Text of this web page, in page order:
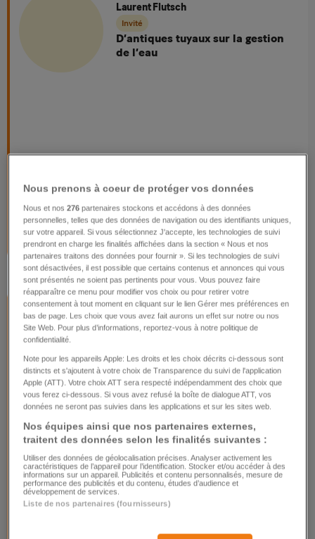
Laurent Flutsch
Invité
D’antiques tuyaux sur la gestion
de l’eau
2 59 5
Paul-Henri Arni
Ceuta, robinet à migrants
Nous prenons à coeur de protéger vos données
Nous et nos276 partenaires stockons et accédons à des données
personnelles, telles que des données de navigation ou des identifiants uniques,
sur votre appareil. Si vous sélectionnez J'accepte, les technologies de suivi
prendront en charge les finalités affichées dans la section « Nous et nos
partenaires traitons des données pour fournir ». Si les technologies de suivi
sont désactivées, il est possible que certains contenus et annonces qui vous
sont présentés ne soient pas pertinents pour vous. Vous pouvez faire
réapparaître ce menu pour modifier vos choix ou pour retirer votre
consentement à tout moment en cliquant sur le lien Gérer mes préférences en
bas de page. Les choix que vous avez fait aurons un effet sur notre ou nos
Site Web. Pour plus d’informations, reportez-vous à notre politique de
confidentialité.
Note pour les appareils Apple: Les droits et les choix décrits ci-dessous sont
distincts et s'ajoutent à votre choix de Transparence du suivi de l'application
Apple (ATT). Votre choix ATT sera respecté indépendamment des choix que
vous ferez ci-dessous. Si vous avez refusé la boîte de dialogue ATT, vos
données ne seront pas suivies dans les applications et sur les sites web.
Nos équipes ainsi que nos partenaires externes,
traitent des données selon les finalités suivantes :
Utiliser des données de géolocalisation précises. Analyser activement les
caractéristiques de l’appareil pour l’identification. Stocker et/ou accéder à des
informations sur un appareil. Publicités et contenu personnalisés, mesure de
performance des publicités et du contenu, études d’audience et
développement de services.
Liste de nos partenaires (fournisseurs)